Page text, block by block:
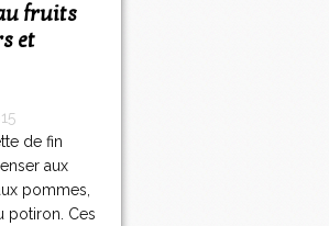
et
de fin
aux
pommes,
potiron. Ces